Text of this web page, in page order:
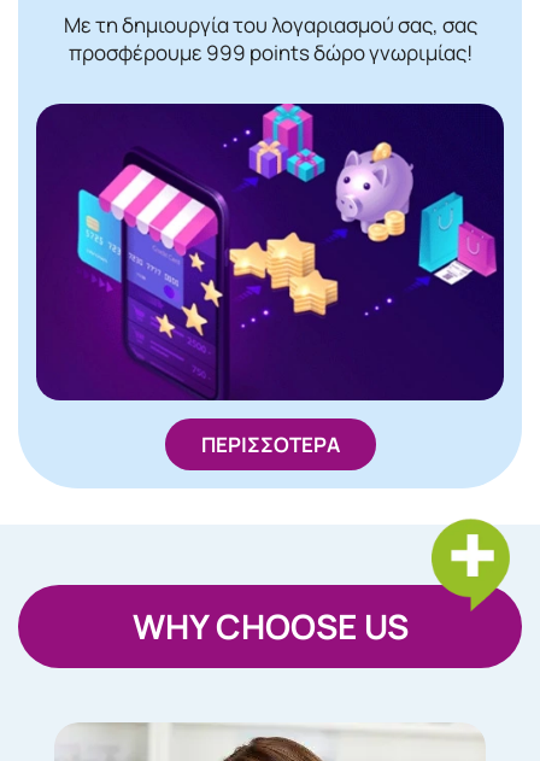
Με τη δημιουργία του λογαριασμού σας, σας
προσφέρουμε 999 points δώρο γνωριμίας!
ΠΕΡΙΣΣΟΤΕΡΑ
WHY CHOOSE US